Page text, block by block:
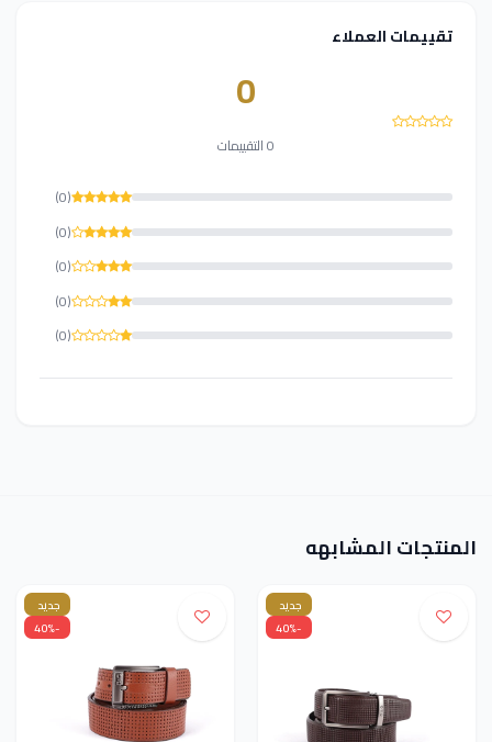
تقييمات العملاء
0
0 التقييمات
(0)
(0)
(0)
(0)
(0)
المنتجات المشابهه
جديد
-40%
جديد
-40%